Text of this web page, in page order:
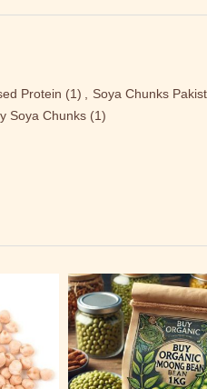
Protein (1) Soya Chunks
Soya Chunks (1)